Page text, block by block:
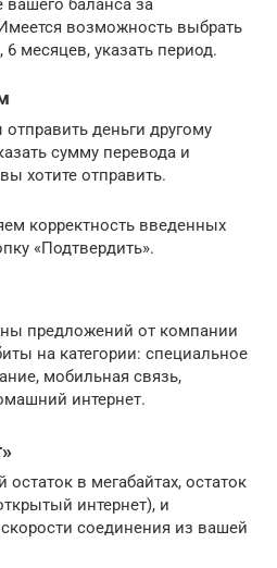
баланса за
возможность выбрать
месяцев, указать период.
деньги другому
сумму перевода и
хотите отправить.
корректность введенных
«Подтвердить».
предложений от компании
на категории: специальное
мобильная связь,
интернет.
в мегабайтах, остаток
интернет), и
соединения из вашей